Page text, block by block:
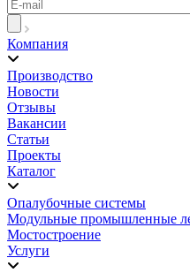
Компания
Производство
Новости
Отзывы
Вакансии
Статьи
Проекты
Каталог
Опалубочные системы
Модульные промышленные
Мостостроение
Услуги